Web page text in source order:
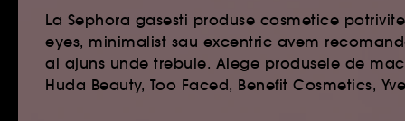
La Sephora gasesti produse cosmetice
eyes, minimalist sau excentric avem
ai ajuns unde trebuie. Alege produsele de
Huda Beauty, Too Faced, Benefit Cosmetics,